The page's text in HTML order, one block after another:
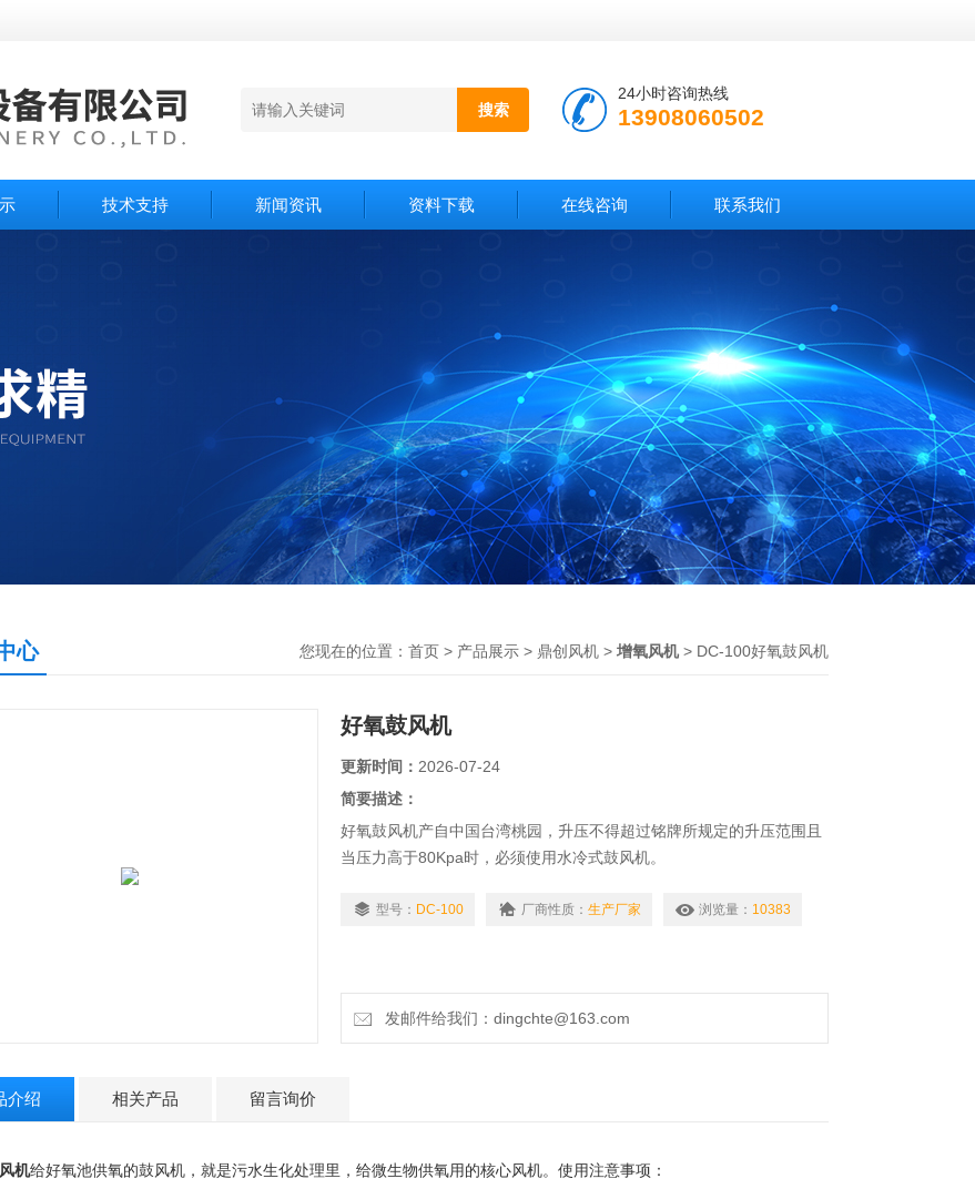
24小时咨询热线
13908060502
技术支持 新闻资讯 资料下载 在线咨询 联系我们
心 您现在的位置： 首页 > 产品展示 > 鼎创风机 > 增氧风机> DC-100好氧鼓风机
好氧鼓风机
更新时间： 2026-07-24
简要描述：
好氧鼓风机产自中国台湾桃园，升压不得超过铭牌所规定的升压范围且
当压力高于80Kpa时，必须使用水冷式鼓风机。
型号： DC-100 厂商性质： 生产厂家 浏览量： 10383
发邮件给我们：dingchte@163.com
介绍 相关产品 留言询价
机给好氧池供氧的鼓风机，就是污水生化处理里，给微生物供氧用的核心风机。使用注意事项：